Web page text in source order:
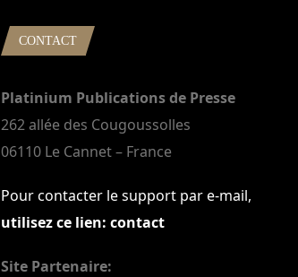
CONTACT
Platinium Publications de Presse
262 allée des Cougoussolles
06110 Le Cannet – France
Pour contacter le support par e-mail,
utilisez ce lien: contact
Site Partenaire: